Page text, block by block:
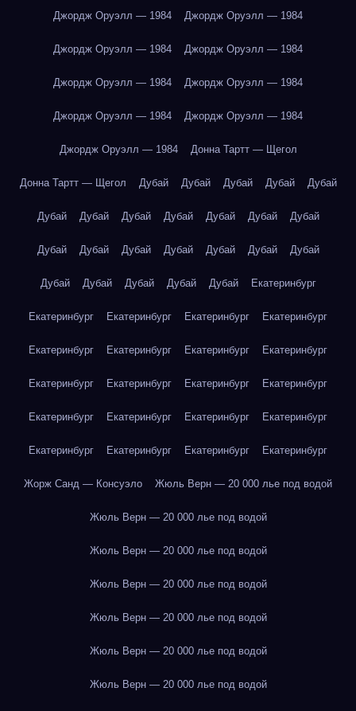
Джордж Оруэлл — 1984 Джордж Оруэлл — 1984
Джордж Оруэлл — 1984 Джордж Оруэлл — 1984
Джордж Оруэлл — 1984 Джордж Оруэлл — 1984
Джордж Оруэлл — 1984 Джордж Оруэлл — 1984
Джордж Оруэлл — 1984 Донна Тартт — Щегол
Донна Тартт — Щегол Дубай Дубай Дубай Дубай Дубай
Дубай Дубай Дубай Дубай Дубай Дубай Дубай
Дубай Дубай Дубай Дубай Дубай Дубай Дубай
Дубай Дубай Дубай Дубай Дубай Екатеринбург
Екатеринбург Екатеринбург Екатеринбург Екатеринбург
Екатеринбург Екатеринбург Екатеринбург Екатеринбург
Екатеринбург Екатеринбург Екатеринбург Екатеринбург
Екатеринбург Екатеринбург Екатеринбург Екатеринбург
Екатеринбург Екатеринбург Екатеринбург Екатеринбург
Жорж Санд — Консуэло Жюль Верн — 20 000 лье под водой
Жюль Верн — 20 000 лье под водой
Жюль Верн — 20 000 лье под водой
Жюль Верн — 20 000 лье под водой
Жюль Верн — 20 000 лье под водой
Жюль Верн — 20 000 лье под водой
Жюль Верн — 20 000 лье под водой